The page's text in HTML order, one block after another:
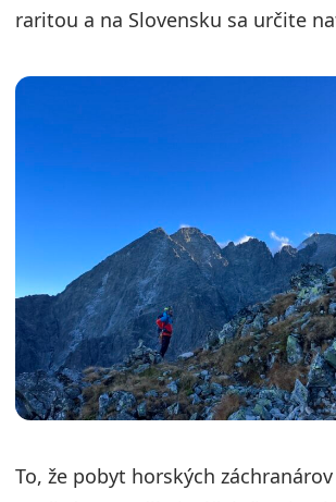
raritou a na Slovensku sa určite
To, že pobyt horských